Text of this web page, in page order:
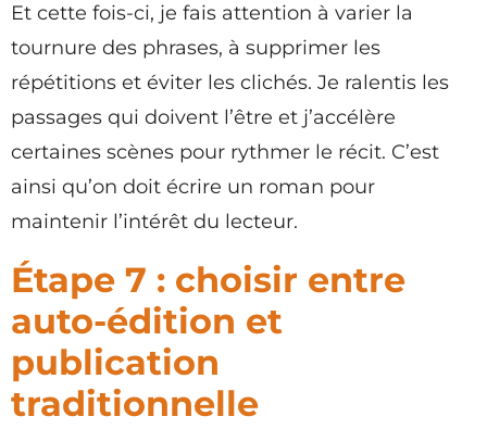
Et cette fois-ci, je fais attention à varier la
tournure des phrases, à supprimer les
répétitions et éviter les clichés. Je ralentis les
passages qui doivent l’être et j’accélère
certaines scènes pour rythmer le récit. C’est
ainsi qu’on doit écrire un roman pour
maintenir l’intérêt du lecteur.
Étape 7 : choisir entre
auto-édition et
publication
traditionnelle